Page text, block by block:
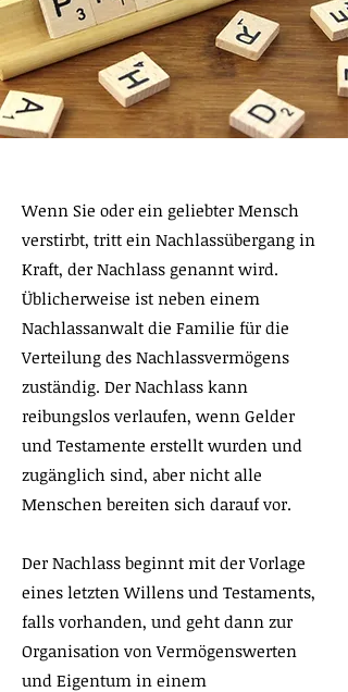
Wenn Sie oder ein geliebter Mensch
verstirbt, tritt ein Nachlassübergang in
Kraft, der Nachlass genannt wird.
Üblicherweise ist neben einem
Nachlassanwalt die Familie für die
Verteilung des Nachlassvermögens
zuständig. Der Nachlass kann
reibungslos verlaufen, wenn Gelder
und Testamente erstellt wurden und
zugänglich sind, aber nicht alle
Menschen bereiten sich darauf vor.
Der Nachlass beginnt mit der Vorlage
eines letzten Willens und Testaments,
falls vorhanden, und geht dann zur
Organisation von Vermögenswerten
und Eigentum in einem